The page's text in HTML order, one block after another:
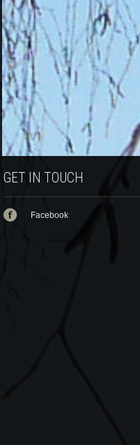
GET IN TOUCH
Facebook